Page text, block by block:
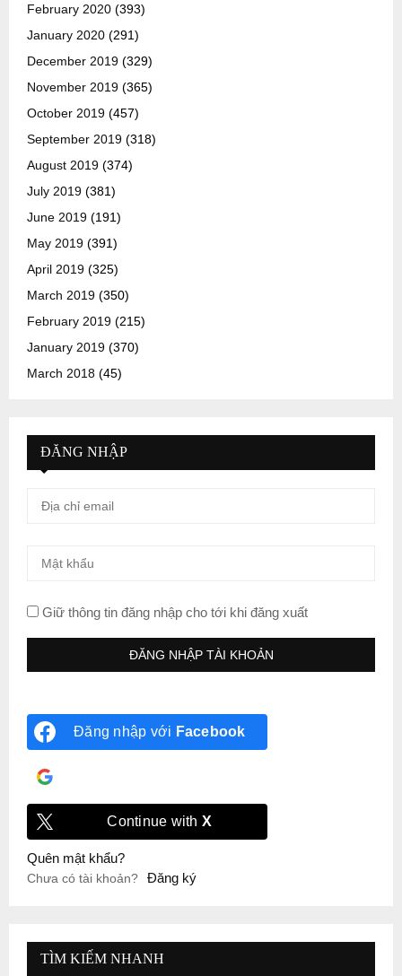
February 2020 (393)
January 2020 (291)
December 2019 (329)
November 2019 (365)
October 2019 (457)
September 2019 (318)
August 2019 (374)
July 2019 (381)
June 2019 (191)
May 2019 (391)
April 2019 (325)
March 2019 (350)
February 2019 (215)
January 2019 (370)
March 2018 (45)
ĐĂNG NHẬP
Giữ thông tin đăng nhập cho tới khi đăng xuất
Đăng nhập với Facebook
Continue with X
Quên mật khẩu?
Chưa có tài khoản? Đăng ký
TÌM KIẾM NHANH